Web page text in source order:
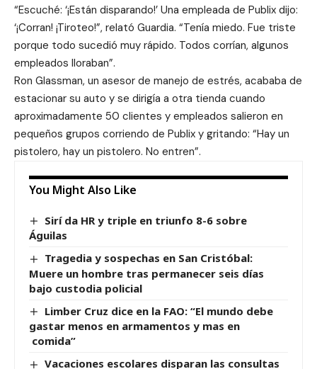
“Escuché: ‘¡Están disparando!’ Una empleada de Publix dijo:
‘¡Corran! ¡Tiroteo!”, relató Guardia. “Tenía miedo. Fue triste
porque todo sucedió muy rápido. Todos corrían, algunos
empleados lloraban”.
Ron Glassman, un asesor de manejo de estrés, acababa de
estacionar su auto y se dirigía a otra tienda cuando
aproximadamente 50 clientes y empleados salieron en
pequeños grupos corriendo de Publix y gritando: “Hay un
pistolero, hay un pistolero. No entren”.
You Might Also Like
Sirí da HR y triple en triunfo 8-6 sobre
Águilas
Tragedia y sospechas en San Cristóbal:
Muere un hombre tras permanecer seis días
bajo custodia policial
Limber Cruz dice en la FAO: “El mundo debe
gastar menos en armamentos y mas en
comida”
Vacaciones escolares disparan las consultas